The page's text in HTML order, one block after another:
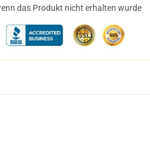
das Produkt nicht erhalten wurde